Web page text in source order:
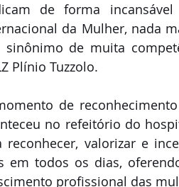
de forma
da Mulher, nada
sinônimo de muita
Plínio Tuzzolo.
de
no refeitório do
reconhecer, valorizar e
em todos os dias,
profissional das